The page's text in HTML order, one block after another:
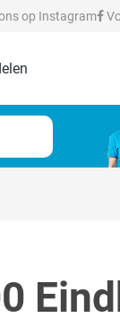
op Instagram